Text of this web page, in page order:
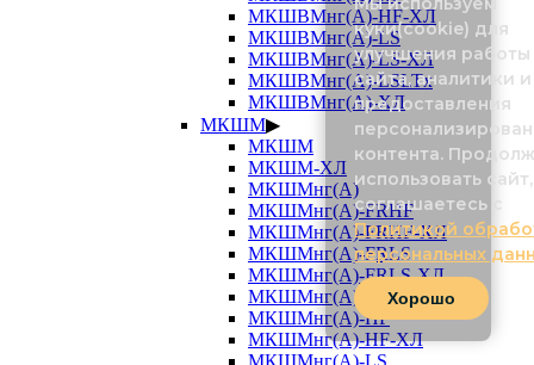
МКШВМнг(А)-HF-ХЛ
МКШВМнг(А)-LS
МКШВМнг(А)-LS-ХЛ
МКШВМнг(А)-LSLTx
МКШВМнг(А)-ХЛ
МКШМ▶
МКШМ
МКШМ-ХЛ
МКШМнг(А)
МКШМнг(А)-FRHF
МКШМнг(А)-FRHF-ХЛ
МКШМнг(А)-FRLS
МКШМнг(А)-FRLS-ХЛ
МКШМнг(А)-FRLSLTx
МКШМнг(А)-HF
МКШМнг(А)-HF-ХЛ
МКШМнг(А)-LS
куки(cookie) для
улучшения работы
сайта, аналитики и
предоставления
контента.
использовать
соглашаетесь с
Политикой
персональных
Хорошо